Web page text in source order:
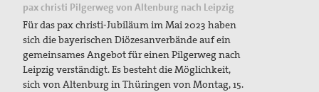
pax christi Pilgerweg von Altenburg nach Leipzig
Für das pax christi-Jubiläum im Mai 2023 haben
sich die bayerischen Diözesanverbände auf ein
gemeinsames Angebot für einen Pilgerweg nach
Leipzig verständigt. Es besteht die Möglichkeit,
sich von Altenburg in Thüringen von Montag, 15.